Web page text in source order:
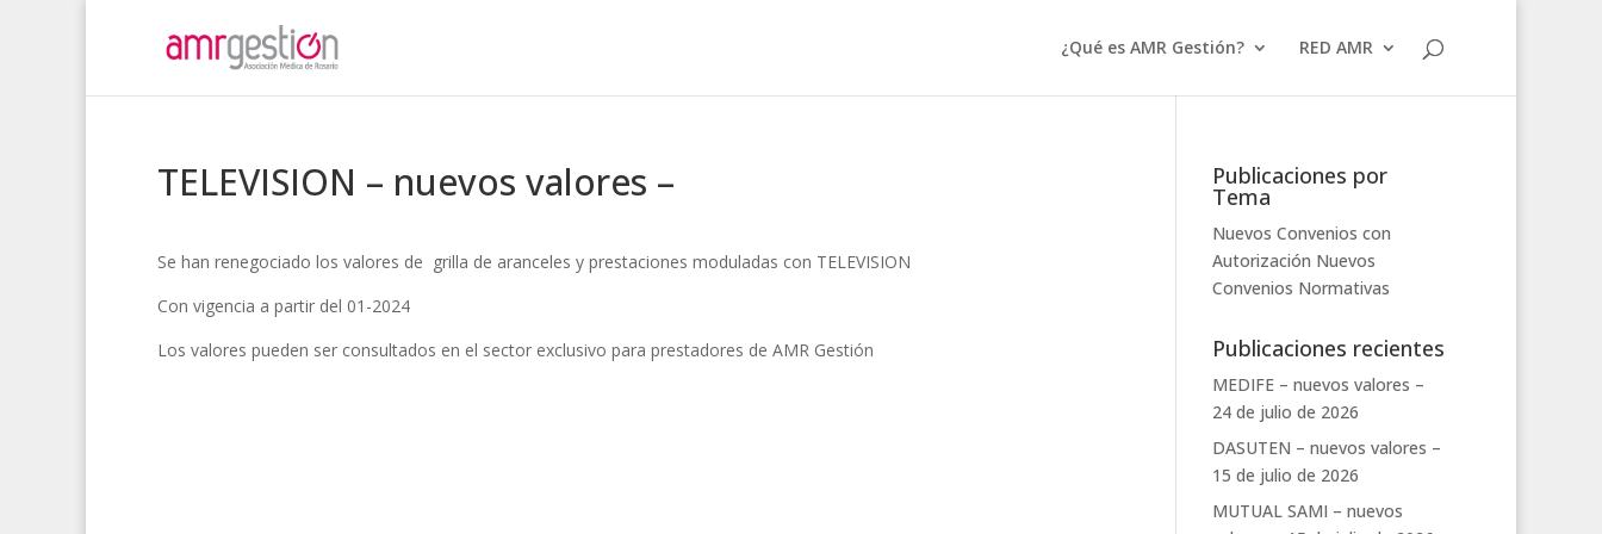
¿Qué es AMR Gestión? RED AMR
TELEVISION – nuevos valores –
Se han renegociado los valores de grilla de aranceles y prestaciones moduladas con TELEVISION
Con vigencia a partir del 01-2024
Los valores pueden ser consultados en el sector exclusivo para prestadores de AMR Gestión
Publicaciones por
Tema
Nuevos Convenios con
Autorización Nuevos
Convenios Normativas
Publicaciones recientes
MEDIFE – nuevos valores –
24 de julio de 2026
DASUTEN – nuevos valores –
15 de julio de 2026
MUTUAL SAMI – nuevos